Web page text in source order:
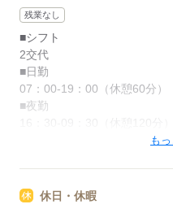
残業なし
■シフト
2交代
■日勤
07：00-19：00（休憩60分）
■夜勤
も
休日・休暇